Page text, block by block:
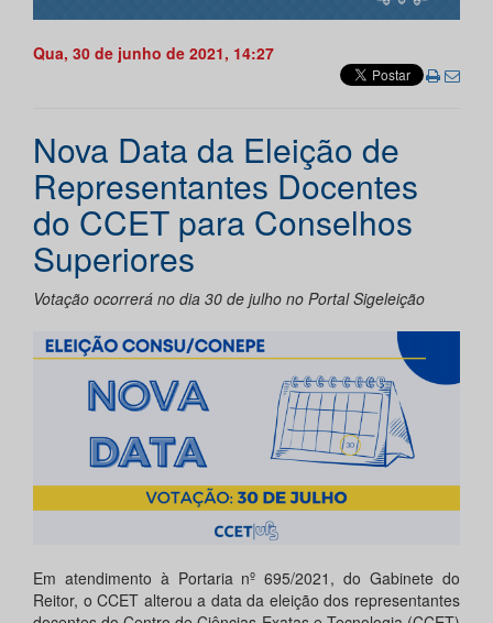
Qua, 30 de junho de 2021, 14:27
Nova Data da Eleição de
Representantes Docentes
do CCET para Conselhos
Superiores
Votação ocorrerá no dia 30 de julho no Portal Sigeleição
Em atendimento à Portaria nº 695/2021, do Gabinete do
Reitor, o CCET alterou a data da eleição dos representantes